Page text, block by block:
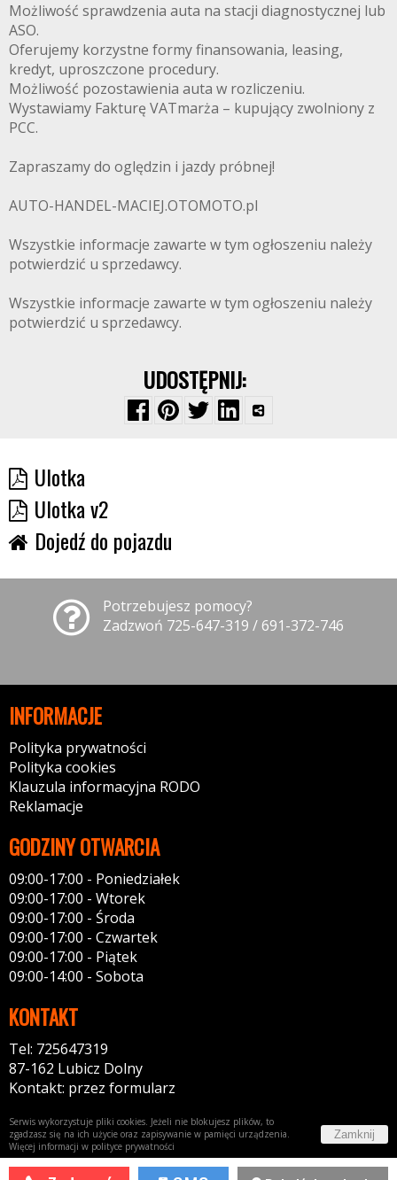
Możliwość sprawdzenia auta na stacji diagnostycznej lub
ASO.
Oferujemy korzystne formy finansowania, leasing,
kredyt, uproszczone procedury.
Możliwość pozostawienia auta w rozliczeniu.
Wystawiamy Fakturę VATmarża – kupujący zwolniony z
PCC.
Zapraszamy do oględzin i jazdy próbnej!
AUTO-HANDEL-MACIEJ.OTOMOTO.pl
Wszystkie informacje zawarte w tym ogłoszeniu należy
potwierdzić u sprzedawcy.
Wszystkie informacje zawarte w tym ogłoszeniu należy
potwierdzić u sprzedawcy.
UDOSTĘPNIJ:
Ulotka
Ulotka v2
Dojedź do pojazdu
Potrzebujesz pomocy?
Zadzwoń 725-647-319 / 691-372-746
INFORMACJE
Polityka prywatności
Polityka cookies
Klauzula informacyjna RODO
Reklamacje
GODZINY OTWARCIA
09:00-17:00 - Poniedziałek
09:00-17:00 - Wtorek
09:00-17:00 - Środa
09:00-17:00 - Czwartek
09:00-17:00 - Piątek
09:00-14:00 - Sobota
KONTAKT
Tel: 725647319
87-162 Lubicz Dolny
Kontakt: przez formularz
Serwis wykorzystuje pliki cookies. Jeżeli nie blokujesz plików, to
zgadzasz się na ich użycie oraz zapisywanie w pamięci urządzenia.
Więcej informacji w polityce prywatności
Zamknij
Potrzebujesz taki portal? Napisz do nas!